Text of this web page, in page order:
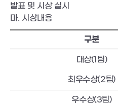
발표 및 시상 실시
마. 시상내용
구분
대상(1팀)
최우수상(2팀)
우수상(3팀)